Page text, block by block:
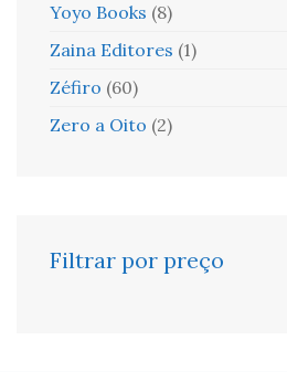
Yoyo Books (8)
Zaina Editores (1)
Zéfiro (60)
Zero a Oito (2)
Filtrar por preço